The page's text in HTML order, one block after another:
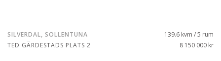
SILVERDAL, SOLLENTUNA
TED GÄRDESTADS PLATS 2
139.6 kvm / 5 rum
8 150 000 kr